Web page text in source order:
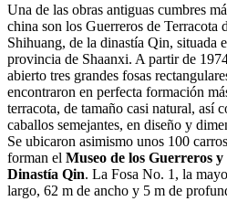
Una de las obras antiguas cumbres
china son los Guerreros de Terracota
Shihuang, de la dinastía Qin, situada
provincia de Shaanxi. A partir de
abierto tres grandes fosas
encontraron en perfecta formación
terracota, de tamaño casi natural, así
caballos semejantes, en diseño y
Se ubicaron asimismo unos 100
forman el Museo de los Guerreros
Dinastía Qin. La Fosa No. 1, la
largo, 62 m de ancho y 5 m de